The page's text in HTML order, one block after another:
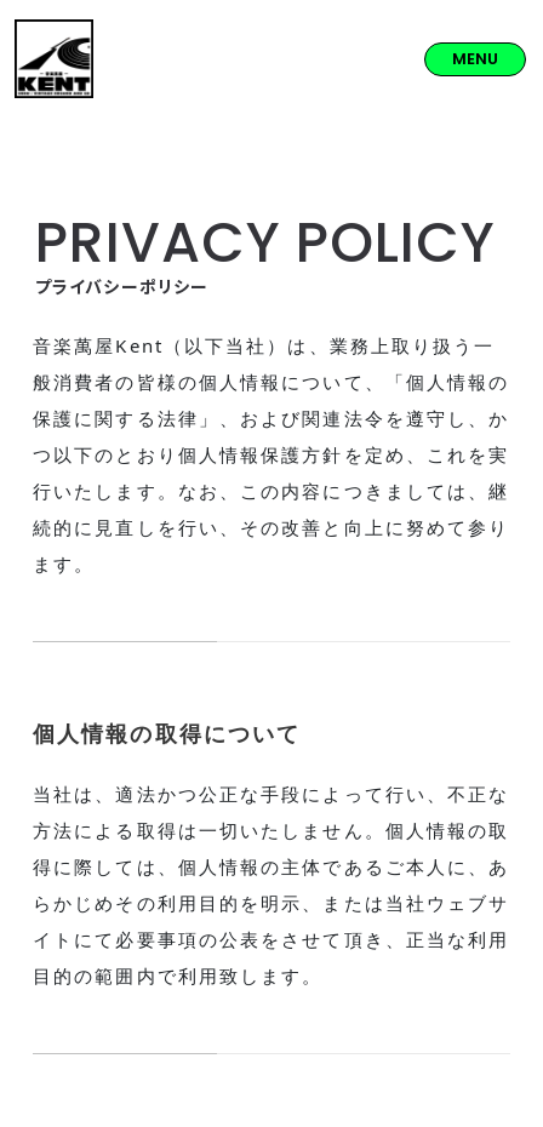
MENU
PRIVACY POLICY
プライバシーポリシー
音楽萬屋Kent（以下当社）は、業務上取り扱う一
般消費者の皆様の個人情報について、「個人情報の
保護に関する法律」、および関連法令を遵守し、か
つ以下のとおり個人情報保護方針を定め、これを実
行いたします。なお、この内容につきましては、継
続的に見直しを行い、その改善と向上に努めて参り
ます。
個人情報の取得について
当社は、適法かつ公正な手段によって行い、不正な
方法による取得は一切いたしません。個人情報の取
得に際しては、個人情報の主体であるご本人に、あ
らかじめその利用目的を明示、または当社ウェブサ
イトにて必要事項の公表をさせて頂き、正当な利用
目的の範囲内で利用致します。